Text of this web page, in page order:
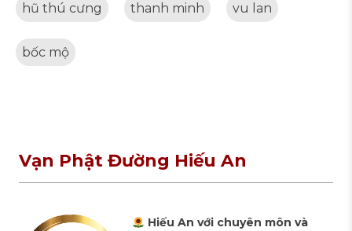
hũ thú cưng thanh minh vu lan
bốc mộ
Vạn Phật Đường Hiếu An
Hiếu An với chuyên môn và